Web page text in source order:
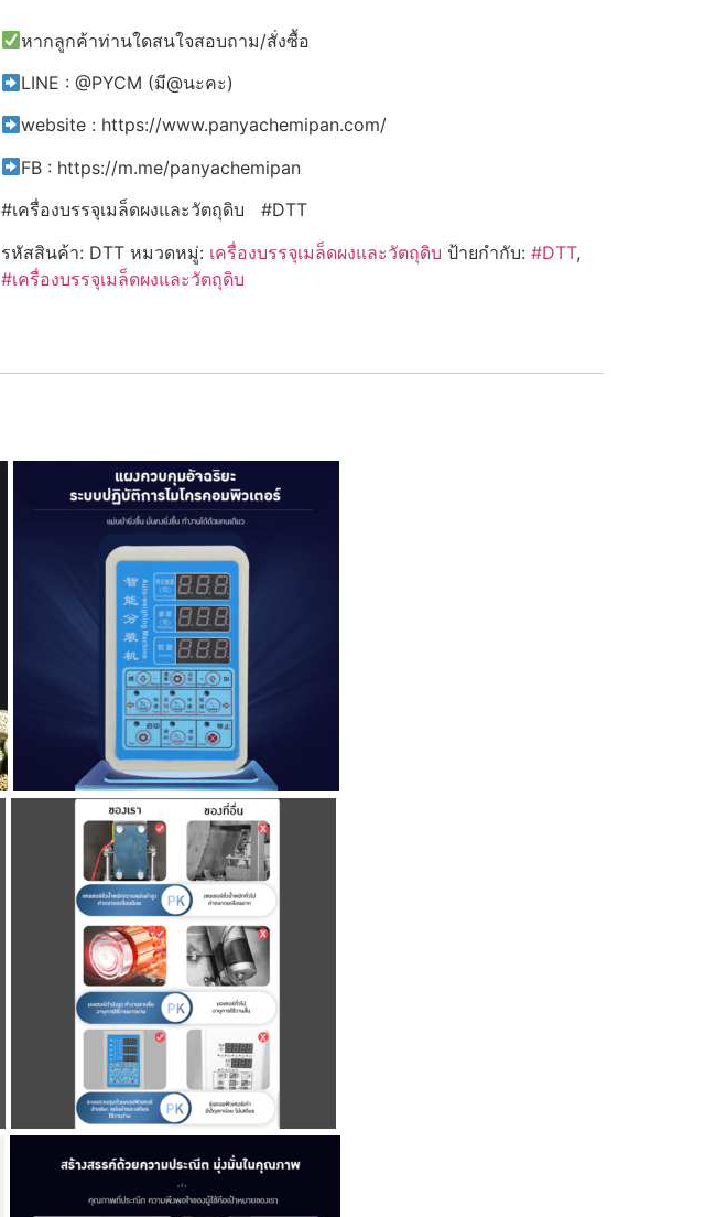
หากลูกค้าท่านใดสนใจสอบถาม/สั่งซื้อ
LINE : @PYCM (มี@นะคะ)
website : https://www.panyachemipan.com/
FB : https://m.me/panyachemipan
#เครื่องบรรจุเมล็ดผงและวัตถุดิบ #DTT
รหัสสินค้า: DTT หมวดหมู่: เครื่องบรรจุเมล็ดผงและวัตถุดิบ ป้ายกำกับ: #DTT,
#เครื่องบรรจุเมล็ดผงและวัตถุดิบ